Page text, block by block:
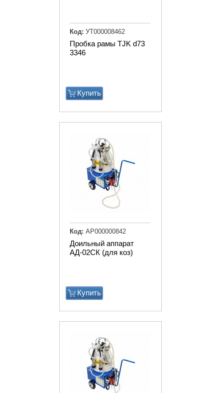
Пробка рамы TJK d73
3346
Купить
Код: УТ000008462
Доильный аппарат
АД-02СК (для коз)
Купить
Код: АР000000842